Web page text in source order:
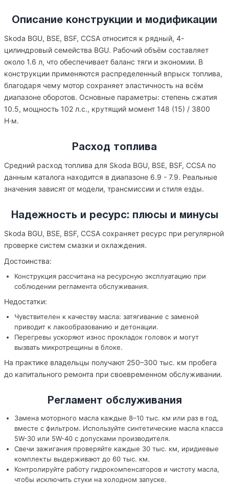
Описание конструкции и модификации
Skoda BGU, BSE, BSF, CCSA относится к рядный, 4-
цилиндровый семейства BGU. Рабочий объём составляет
около 1.6 л, что обеспечивает баланс тяги и экономии. В
конструкции применяются распределенный впрыск топлива,
благодаря чему мотор сохраняет эластичность на всём
диапазоне оборотов. Основные параметры: степень сжатия
10.5, мощность 102 л.с., крутящий момент 148 (15) / 3800
Н·м.
Расход топлива
Средний расход топлива для Skoda BGU, BSE, BSF, CCSA по
данным каталога находится в диапазоне 6.9 - 7.9. Реальные
значения зависят от модели, трансмиссии и стиля езды.
Надежность и ресурс: плюсы и минусы
Skoda BGU, BSE, BSF, CCSA сохраняет ресурс при регулярной
проверке систем смазки и охлаждения.
Достоинства:
Конструкция рассчитана на ресурсную эксплуатацию при
соблюдении регламента обслуживания.
Недостатки:
Чувствителен к качеству масла: затягивание с заменой
приводит к лакообразованию и детонации.
Перегревы ускоряют износ прокладок головок и могут
вызвать микротрещины в блоке.
На практике владельцы получают 250–300 тыс. км пробега
до капитального ремонта при своевременном обслуживании.
Регламент обслуживания
Замена моторного масла каждые 8–10 тыс. км или раз в год,
вместе с фильтром. Используйте синтетические масла класса
5W-30 или 5W-40 с допусками производителя.
Свечи зажигания проверяйте каждые 30 тыс. км, иридиевые
комплекты выдерживают до 60 тыс. км.
Контролируйте работу гидрокомпенсаторов и чистоту масла,
чтобы исключить стуки на холодном запуске.